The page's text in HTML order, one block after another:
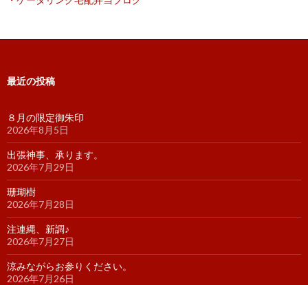
最近の投稿
８月の限定御朱印
2026年8月5日
出張神事、承ります。
2026年7月29日
珊瑚樹
2026年7月28日
注連縄、新調♪
2026年7月27日
涼みながらお参りください。
2026年7月26日